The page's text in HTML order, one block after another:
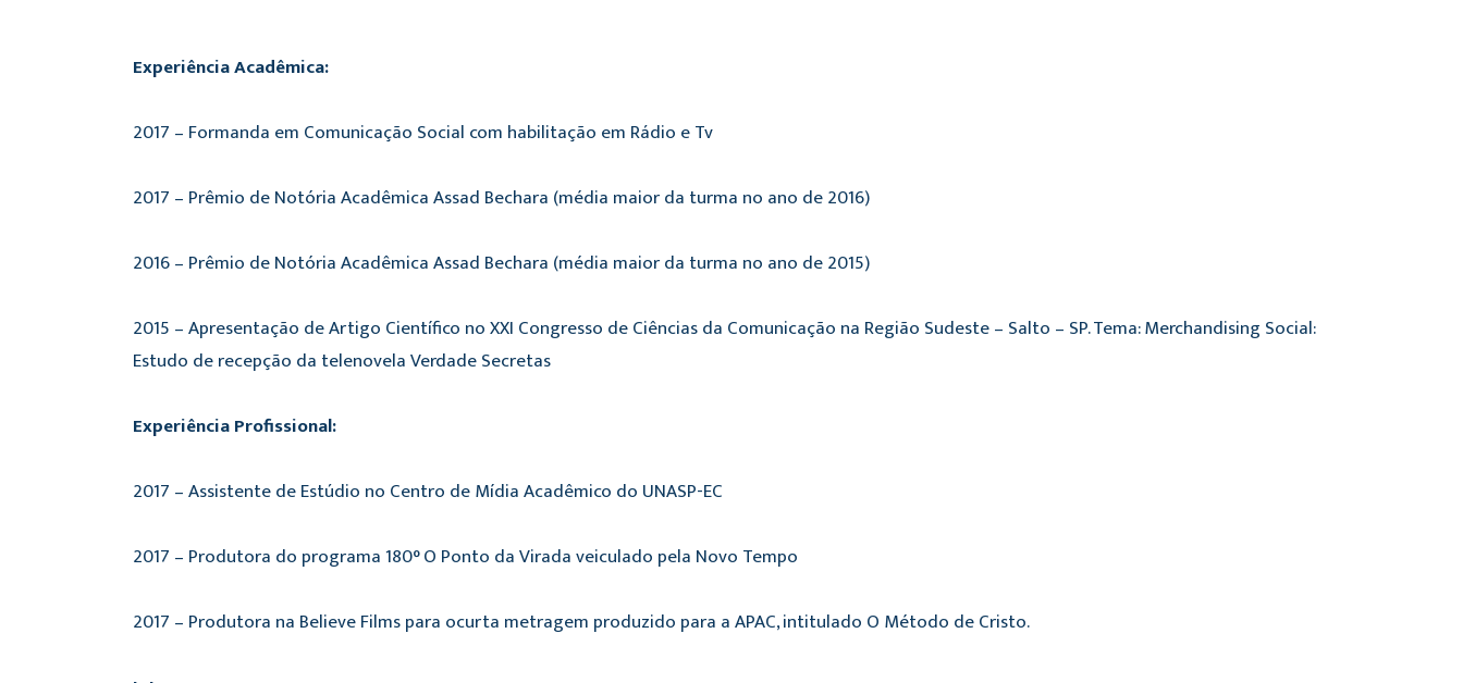
Experiência Acadêmica:
2017 – Formanda em Comunicação Social com habilitação em Rádio e Tv
2017 – Prêmio de Notória Acadêmica Assad Bechara (média maior da turma no ano de 2016)
2016 – Prêmio de Notória Acadêmica Assad Bechara (média maior da turma no ano de 2015)
2015 – Apresentação de Artigo Científico no XXI Congresso de Ciências da Comunicação na Região Sudeste – Salto – SP. Tema: Merchandising Social:
Estudo de recepção da telenovela Verdade Secretas
Experiência Profissional:
2017 – Assistente de Estúdio no Centro de Mídia Acadêmico do UNASP-EC
2017 – Produtora do programa 180° O Ponto da Virada veiculado pela Novo Tempo
2017 – Produtora na Believe Films para ocurta metragem produzido para a APAC, intitulado O Método de Cristo.